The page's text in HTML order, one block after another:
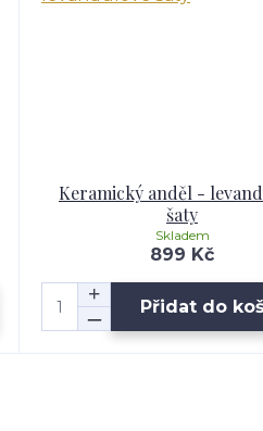
Keramický anděl -
šaty
899 Kč
Skladem
Přidat do